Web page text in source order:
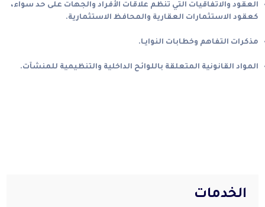
العقود والاتفاقيات التي تنظم علاقات الأفراد والجهات على حد سواء،
كعقود الاستثمارات العقارية والمحافظ الاستثمارية.
مذكرات التفاهم وخطابات النوايـا.
المواد القانونية المتعلقة باللوائح الداخلية والتنظيمية للمنشآت.
الخدمات